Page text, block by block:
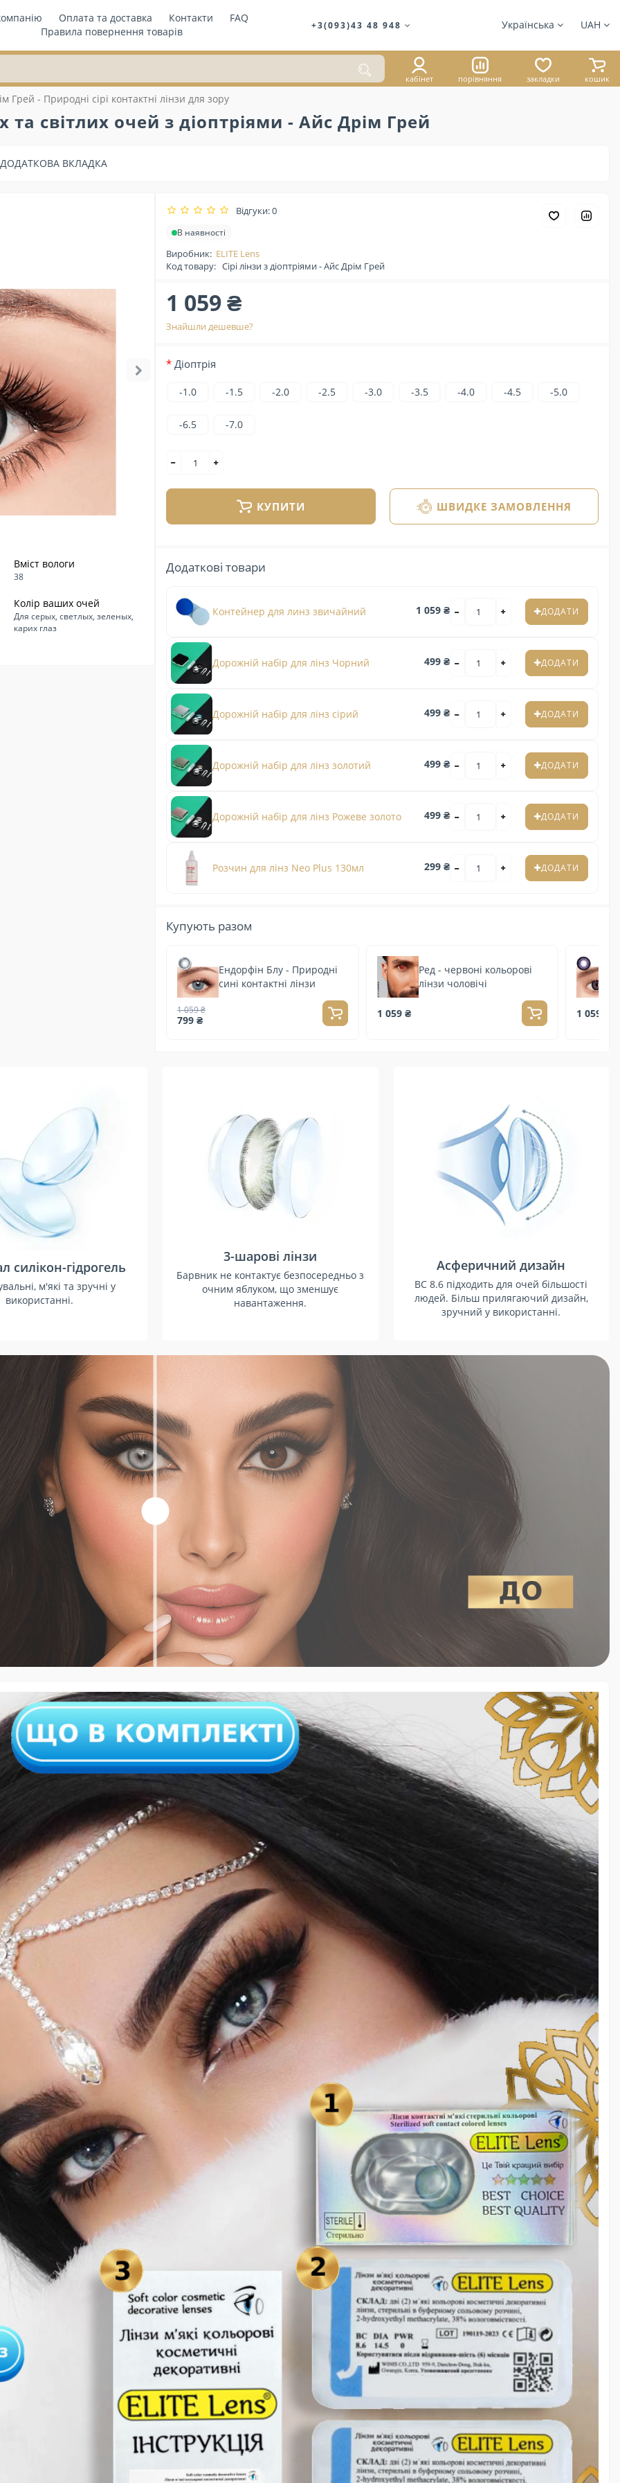
Оплата та доставка Контакти
FAQ
Правила повернення товарів
+3(093)43 48 948 UAH
Українська
кабінет порівняння закладки кошик
Грей - Природні сірі контактні лінзи для зору
та світлих очей з діоптріями - Айс Дрім Грей
ДОДАТКОВА ВКЛАДКА
Вміст вологи
38
Колір ваших очей
Для серых, светлых, зеленых,
карих глаз
Відгуки: 0
В наявності
Виробник: ELITE Lens
Код товару: Сірі лінзи з діоптріями - Айс Дрім Грей
1 059 ₴
Знайшли дешевше?
Діоптрія
-1.0 -1.5 -2.0 -2.5 -3.0 -3.5 -4.0 -4.5 -5.0
-6.5 -7.0
КУПИТИ ШВИДКЕ ЗАМОВЛЕННЯ
Додаткові товари
Контейнер для линз звичайний 1 059 ₴ ДОДАТИ
Дорожній набір для лінз Чорний 499 ₴ ДОДАТИ
Дорожній набір для лінз сірий 499 ₴ ДОДАТИ
Дорожній набір для лінз золотий 499 ₴ ДОДАТИ
Дорожній набір для лінз Рожеве золото 499 ₴ ДОДАТИ
Розчин для лінз Neo Plus 130мл 299 ₴ ДОДАТИ
Купують разом
Ендорфін Блу - Природні
сині контактні лінзи
1 059 ₴
799 ₴
Ред - червоні кольорові
лінзи чоловічі
1 059 ₴
1 059 ₴
силікон-гідрогель
м'які та зручні у
використанні.
3-шарові лінзи
Барвник не контактує безпосередньо з
очним яблуком, що зменшує
навантаження.
Асферичний дизайн
BC 8.6 підходить для очей більшості
людей. Більш прилягаючий дизайн,
зручний у використанні.